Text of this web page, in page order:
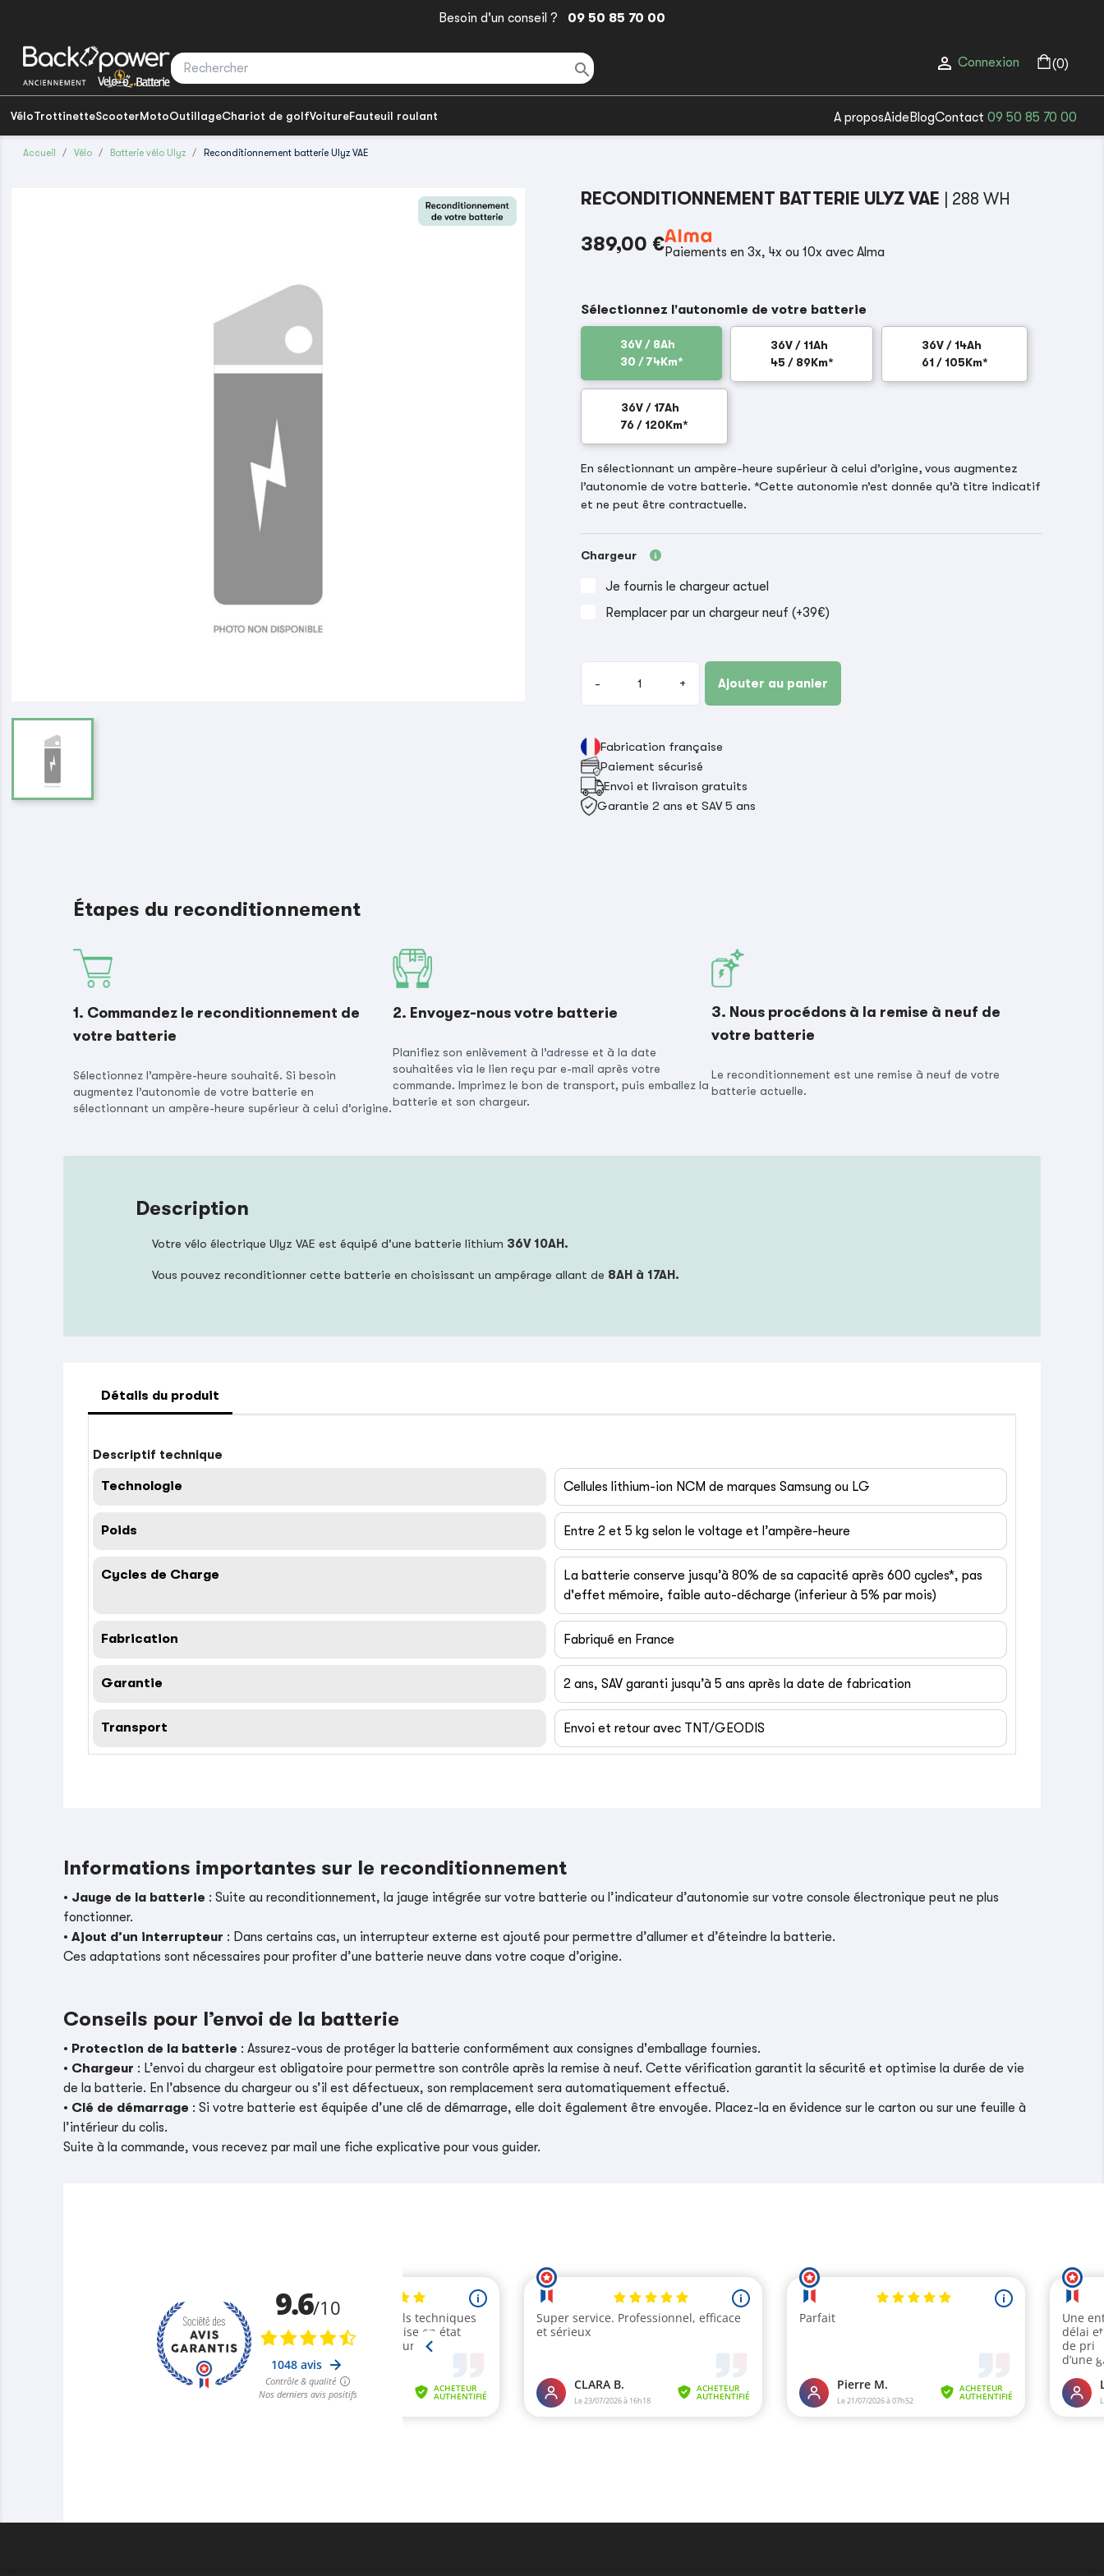
Besoin d'un conseil ? 09 50 85 70 00
  Connexion (0)
VéloTrottinetteScooterMotoOutillageChariot de golfVoitureFauteuil roulant A proposAide BlogContact 09 50 85 70 00
Accueil Vélo Batterie vélo Ulyz Reconditionnement batterie Ulyz VAE
RECONDITIONNEMENT BATTERIE ULYZ VAE | 288 WH
389,00 €Paiements en 3x, 4x ou 10x avec Alma
Sélectionnez l'autonomie de votre batterie
36V / 8Ah
30 / 74Km*
36V / 11Ah
45 / 89Km*
36V / 14Ah
61 / 105Km*
36V / 17Ah
76 / 120Km*
En sélectionnant un ampère-heure supérieur à celui d’origine, vous augmentez
l’autonomie de votre batterie. *Cette autonomie n’est donnée qu’à titre indicatif
et ne peut être contractuelle.
Chargeur
Je fournis le chargeur actuel
Remplacer par un chargeur neuf (+39€)
- + Ajouter au panier
Fabrication française
Paiement sécurisé
Envoi et livraison gratuits
Garantie 2 ans et SAV 5 ans
Étapes du reconditionnement
1. Commandez le reconditionnement de
votre batterie
Sélectionnez l’ampère-heure souhaité. Si besoin
augmentez l’autonomie de votre batterie en
sélectionnant un ampère-heure supérieur à celui d’origine.
2. Envoyez-nous votre batterie
Planifiez son enlèvement à l’adresse et à la date
souhaitées via le lien reçu par e-mail après votre
commande. Imprimez le bon de transport, puis emballez la
batterie et son chargeur.
3. Nous procédons à la remise à neuf de
votre batterie
Le reconditionnement est une remise à neuf de votre
batterie actuelle.
Description
Votre vélo électrique Ulyz VAE est équipé d'une batterie lithium 36V 10AH.
Vous pouvez reconditionner cette batterie en choisissant un ampérage allant de 8AH à 17AH.
Détails du produit
Descriptif technique
Technologie Cellules lithium-ion NCM de marques Samsung ou LG
Poids Entre 2 et 5 kg selon le voltage et l’ampère-heure
Cycles de Charge
La batterie conserve jusqu’à 80% de sa capacité après 600 cycles*, pas
d'effet mémoire, faible auto-décharge (inferieur à 5% par mois)
Fabrication Fabriqué en France
Garantie 2 ans, SAV garanti jusqu’à 5 ans après la date de fabrication
Transport Envoi et retour avec TNT/GEODIS
Informations importantes sur le reconditionnement
• Jauge de la batterie : Suite au reconditionnement, la jauge intégrée sur votre batterie ou l’indicateur d’autonomie sur votre console électronique peut ne plus
fonctionner.
•Ajout d’un interrupteur : Dans certains cas, un interrupteur externe est ajouté pour permettre d’allumer et d’éteindre la batterie.
Ces adaptations sont nécessaires pour profiter d’une batterie neuve dans votre coque d’origine.
Conseils pour l’envoi de la batterie
• Protection de la batterie : Assurez-vous de protéger la batterie conformément aux consignes d'emballage fournies.
• Chargeur : L’envoi du chargeur est obligatoire pour permettre son contrôle après la remise à neuf. Cette vérification garantit la sécurité et optimise la durée de vie
de la batterie. En l’absence du chargeur ou s’il est défectueux, son remplacement sera automatiquement effectué.
• Clé de démarrage : Si votre batterie est équipée d’une clé de démarrage, elle doit également être envoyée. Placez-la en évidence sur le carton ou sur une feuille à
l’intérieur du colis.
Suite à la commande, vous recevez par mail une fiche explicative pour vous guider.